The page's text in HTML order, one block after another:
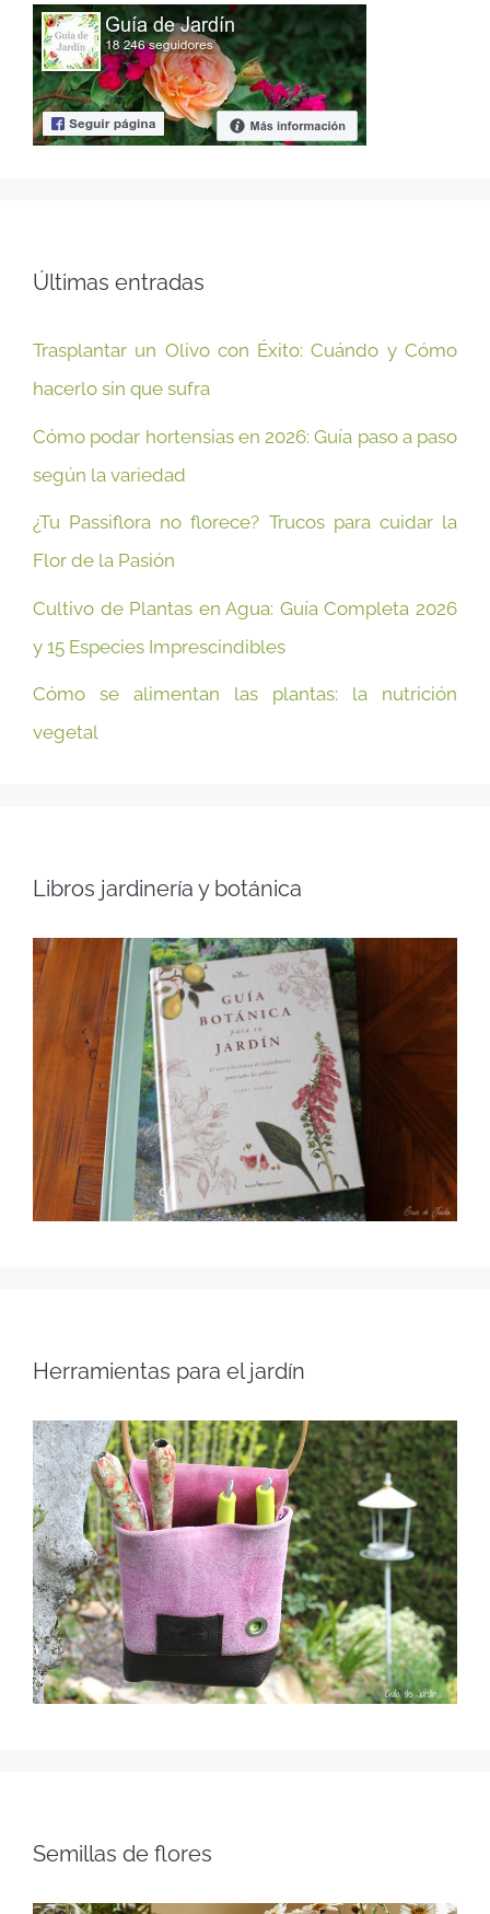
Últimas entradas
Trasplantar un Olivo con Éxito: Cuándo y Cómo
hacerlo sin que sufra
Cómo podar hortensias en 2026: Guía paso a paso
según la variedad
¿Tu Passiflora no florece? Trucos para cuidar la
Flor de la Pasión
Cultivo de Plantas en Agua: Guía Completa 2026
y 15 Especies Imprescindibles
Cómo se alimentan las plantas: la nutrición
vegetal
Libros jardinería y botánica
Herramientas para el jardín
Semillas de flores